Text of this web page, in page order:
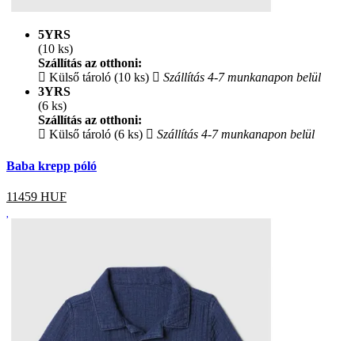
5YRS
(10 ks)
Szállítás az otthoni:
Külső tároló (10 ks)
Szállítás 4-7 munkanapon belül
3YRS
(6 ks)
Szállítás az otthoni:
Külső tároló (6 ks)
Szállítás 4-7 munkanapon belül
Baba krepp póló
11459 HUF